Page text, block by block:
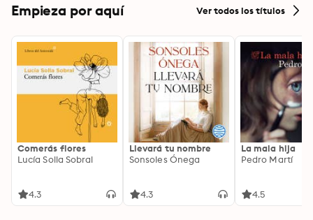
Empieza por aquí Ver todos los títulos
Comerás flores
Lucía Solla Sobral
4.3
Llevará tu nombre
Sonsoles Ónega
4.3
La mala hija
Pedro Martí
4.5